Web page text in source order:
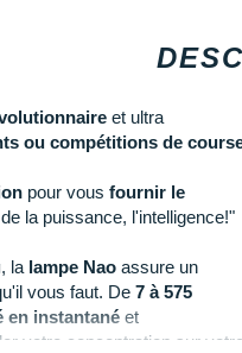
et ultra
ou compétitions de
pour vous fournir le
la puissance, l'intelligence!"
, la lampe Nao assure un
vous faut. De 7 à 575
en instantané et
votre concentration sur votre